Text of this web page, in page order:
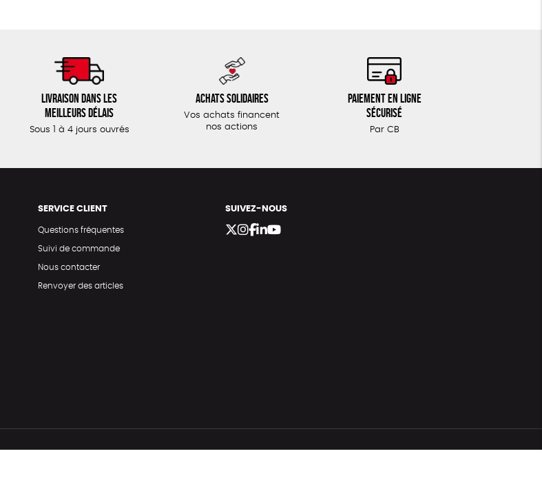
Livraison dans les
meilleurs délais
Sous 1 à 4 jours ouvrés
Achats solidaires
Vos achats financent
nos actions
Paiement en ligne
sécurisé
Par CB
SERVICE CLIENT
Questions fréquentes
Suivi de commande
Nous contacter
Renvoyer des articles
SUIVEZ-NOUS